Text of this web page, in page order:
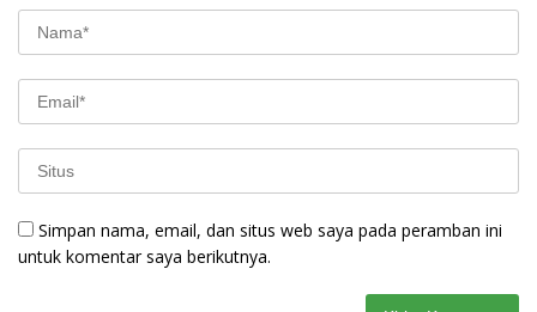
Simpan nama, email, dan situs web saya pada peramban ini
untuk komentar saya berikutnya.